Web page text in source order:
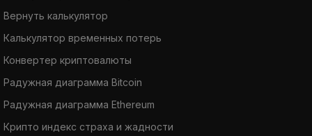
Вернуть калькулятор
Калькулятор временных потерь
Конвертер криптовалюты
Радужная диаграмма Bitcoin
Радужная диаграмма Ethereum
Крипто индекс страха и жадности